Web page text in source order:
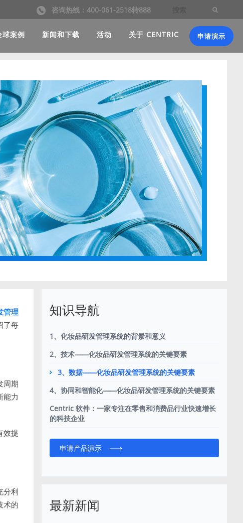
咨询热线：400-061-2518转888
球案例 新闻和下载 活动 关于 CENTRIC 申请演示
管理
了每
周期
能力
效提
分利
术的
知识导航
1、化妆品研发管理系统的背景和意义
2、技术——化妆品研发管理系统的关键要素
3、数据——化妆品研发管理系统的关键要素
4、协同和智能化——化妆品研发管理系统的关键要素
Centric 软件：一家专注在零售和消费品行业快速增长
的科技企业
申请产品演示
最新新闻